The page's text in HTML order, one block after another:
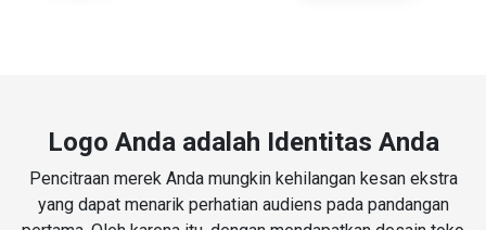
Logo Anda adalah Identitas Anda
Pencitraan merek Anda mungkin kehilangan kesan ekstra
yang dapat menarik perhatian audiens pada pandangan